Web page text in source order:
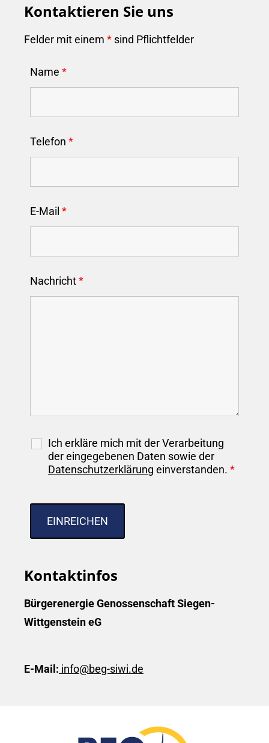
Kontaktieren Sie uns
Felder mit einem * sind Pflichtfelder
Name *
Telefon *
E-Mail *
Nachricht*
Ich erkläre mich mit der Verarbeitung
der eingegebenen Daten sowie der
Datenschutzerklärung einverstanden. *
Kontaktinfos
Bürgerenergie Genossenschaft Siegen-
Wittgenstein eG
E-Mail: info@beg-siwi.de